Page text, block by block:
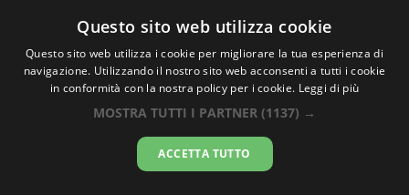
Oraesatta.co
Ora EsattaTripoli
10:49:50
Questo sito web utilizza cookie
Questo sito web utilizza i cookie per migliorare la tua esperienza di
navigazione. Utilizzando il nostro sito web acconsenti a tutti i cookie
in conformità con la nostra policy per i cookie. Leggi di più
MOSTRA TUTTI I PARTNER (1137) →
ACCETTA TUTTO